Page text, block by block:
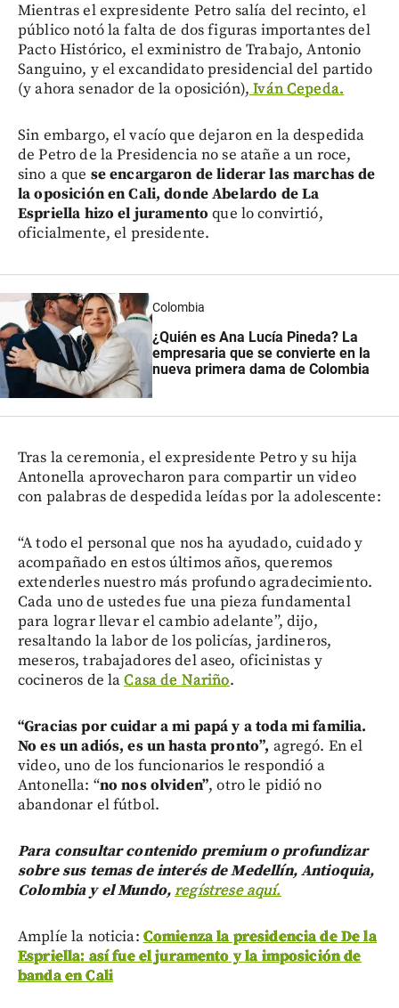
Mientras el expresidente Petro salía del recinto, el
público notó la falta de dos figuras importantes del
Pacto Histórico, el exministro de Trabajo, Antonio
Sanguino, y el excandidato presidencial del partido
(y ahora senador de la oposición), Iván Cepeda.
Sin embargo, el vacío que dejaron en la despedida
de Petro de la Presidencia no se atañe a un roce,
sino a que se encargaron de liderar las marchas de
la oposición en Cali, donde Abelardo de La
Espriella hizo el juramentoque lo convirtió,
oficialmente, el presidente.
Colombia
¿Quién es Ana Lucía Pineda? La
empresaria que se convierte en la
nueva primera dama de Colombia
Tras la ceremonia, el expresidente Petro y su hija
Antonella aprovecharon para compartir un video
con palabras de despedida leídas por la adolescente:
“A todo el personal que nos ha ayudado, cuidado y
acompañado en estos últimos años, queremos
extenderles nuestro más profundo agradecimiento.
Cada uno de ustedes fue una pieza fundamental
para lograr llevar el cambio adelante”, dijo,
resaltando la labor de los policías, jardineros,
meseros, trabajadores del aseo, oficinistas y
cocineros de laCasa de Nariño.
“Gracias por cuidar a mi papá y a toda mi familia.
No es un adiós, es un hasta pronto”, agregó. En el
video, uno de los funcionarios le respondió a
Antonella: “no nos olviden”, otro le pidió no
abandonar el fútbol.
Para consultar contenido premium o profundizar
sobre sus temas de interés de Medellín, Antioquia,
Colombia y el Mundo,regístrese aquí.
Amplíe la noticia: Comienza la presidencia de De la
Espriella: así fue el juramento y la imposición de
banda en Cali